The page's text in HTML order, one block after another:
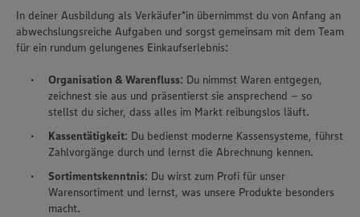
In deiner Ausbildung als Verkäufer*in übernimmst du von Anfang an
abwechslungsreiche Aufgaben und sorgst gemeinsam mit dem Team
für ein rundum gelungenes Einkaufserlebnis:
Organisation & Warenfluss: Du nimmst Waren entgegen,
zeichnest sie aus und präsentierst sie ansprechend – so
stellst du sicher, dass alles im Markt reibungslos läuft.
Kassentätigkeit: Du bedienst moderne Kassensysteme, führst
Zahlvorgänge durch und lernst die Abrechnung kennen.
Sortimentskenntnis: Du wirst zum Profi für unser
Warensortiment und lernst, was unsere Produkte besonders
macht.